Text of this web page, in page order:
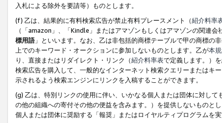
入札による除外を要請等）ものとします。
(f) 乙は、結果的に有料検索広告が禁止有料プレースメント（紹介料率
（「amazon」、「Kindle」またはアマゾンもしくはアマゾンの関連
標用語」といいます。なお、乙は非包括的商標テーブルで甲の商標の
上でのキーワード・オークションに参加しないものとします。乙が本
り、直接またはリダイレクト・リンク（紹介料率表で定義します。）
検索広告を購入して、一般的なインターネット検索クエリーまたはキ
示されるよう検索エンジンにリンクを入稿することができます。
(g) 乙は、特別リンクの使用に伴い、いかなる個人または団体に対し
の他の組織への寄付その他の便益を含みます。）を提供しないものと
個人または団体に奨励する「報奨」またはロイヤルティプログラムを